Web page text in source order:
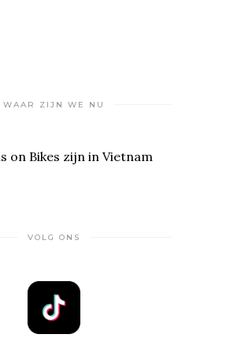
WAAR ZIJN WE NU
VOLG ONS